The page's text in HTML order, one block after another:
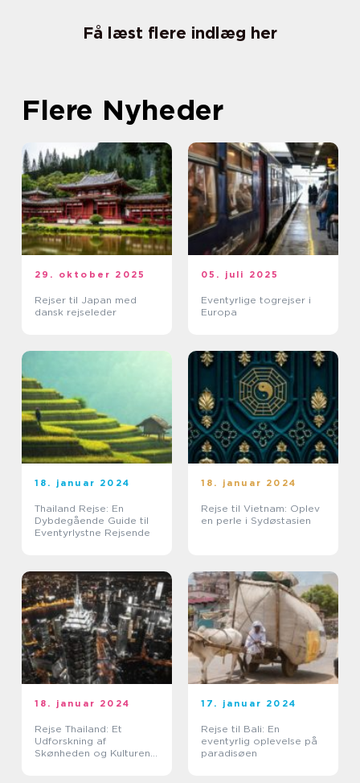
Få læst flere indlæg her
Flere Nyheder
29. oktober 2025
Rejser til Japan med
dansk rejseleder
05. juli 2025
Eventyrlige togrejser i
Europa
18. januar 2024
Thailand Rejse: En
Dybdegående Guide til
Eventyrlystne Rejsende
18. januar 2024
Rejse til Vietnam: Oplev
en perle i Sydøstasien
18. januar 2024
Rejse Thailand: Et
Udforskning af
Skønheden og Kulturen i
17. januar 2024
Rejse til Bali: En
eventyrlig oplevelse på
paradisøen